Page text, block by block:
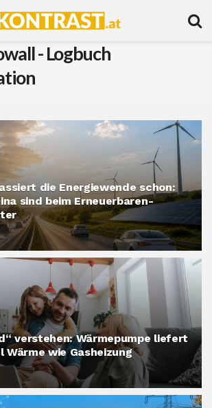
- Logbuch
die Energiewende schon:
sind beim Erneuerbaren-
verstehen: Wärmepumpe liefert
Wärme wie Gasheizung